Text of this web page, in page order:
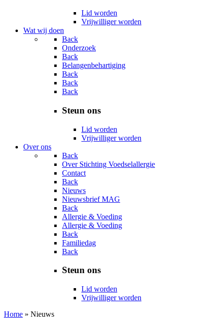
Lid worden
Vrijwilliger worden
Wat wij doen
Back
Onderzoek
Back
Belangenbehartiging
Back
Back
Back
Steun ons
Lid worden
Vrijwilliger worden
Over ons
Back
Over Stichting Voedselallergie
Contact
Back
Nieuws
Nieuwsbrief MAG
Back
Allergie & Voeding
Allergie & Voeding
Back
Familiedag
Back
Steun ons
Lid worden
Vrijwilliger worden
Home » Nieuws